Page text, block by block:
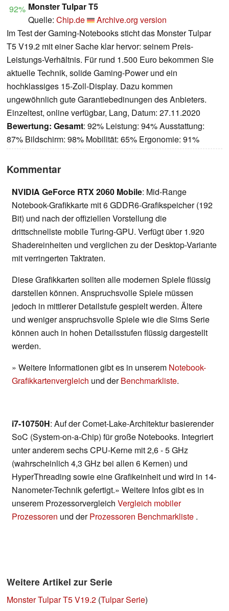
92% Monster Tulpar T5
Quelle: Chip.de
Archive.org version
Im Test der Gaming-Notebooks sticht das Monster Tulpar
T5 V19.2 mit einer Sache klar hervor: seinem Preis-
Leistungs-Verhältnis. Für rund 1.500 Euro bekommen Sie
aktuelle Technik, solide Gaming-Power und ein
hochklassiges 15-Zoll-Display. Dazu kommen
ungewöhnlich gute Garantiebedinungen des Anbieters.
Einzeltest, online verfügbar, Lang, Datum: 27.11.2020
Bewertung: Gesamt: 92% Leistung: 94% Ausstattung:
87% Bildschirm: 98% Mobilität: 65% Ergonomie: 91%
Kommentar
NVIDIA GeForce RTX 2060 Mobile: Mid-Range
Notebook-Grafikkarte mit 6 GDDR6-Grafikspeicher (192
Bit) und nach der offiziellen Vorstellung die
drittschnellste mobile Turing-GPU. Verfügt über 1.920
Shadereinheiten und verglichen zu der Desktop-Variante
mit verringerten Taktraten.
Diese Grafikkarten sollten alle modernen Spiele flüssig
darstellen können. Anspruchsvolle Spiele müssen
jedoch in mittlerer Detailstufe gespielt werden. Ältere
und weniger anspruchsvolle Spiele wie die Sims Serie
können auch in hohen Detailsstufen flüssig dargestellt
werden.
» Weitere Informationen gibt es in unserem Notebook-
Grafikkartenvergleich und derBenchmarkliste.
i7-10750H: Auf der Comet-Lake-Architektur basierender
SoC (System-on-a-Chip) für große Notebooks. Integriert
unter anderem sechs CPU-Kerne mit 2,6 - 5 GHz
(wahrscheinlich 4,3 GHz bei allen 6 Kernen) und
HyperThreading sowie eine Grafikeinheit und wird in 14-
Nanometer-Technik gefertigt.» Weitere Infos gibt es in
unserem Prozessorvergleich Vergleich mobiler
Prozessoren und derProzessoren Benchmarkliste .
Weitere Artikel zur Serie
Monster Tulpar T5 V19.2 (Tulpar Serie)